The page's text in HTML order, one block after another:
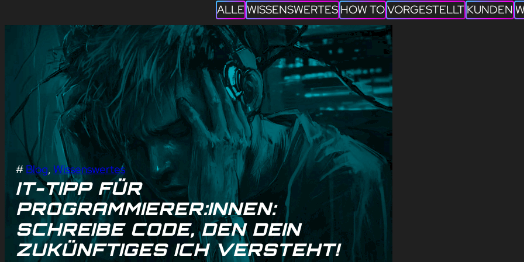
ALLE WISSENSWERTES HOW TOVORGESTELLT KUNDEN
# Blog, Wissenswertes
IT-TIPP FÜR
PROGRAMMIERER:INNEN:
SCHREIBE CODE, DEN DEIN
ZUKÜNFTIGES ICH VERSTEHT!